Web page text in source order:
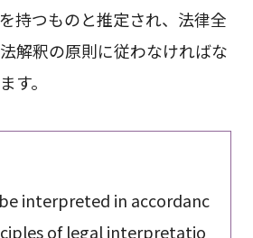
持つものと推定され、法律全
解釈の原則に従わなければな
す。
interpreted in accordanc
of legal interpretatio